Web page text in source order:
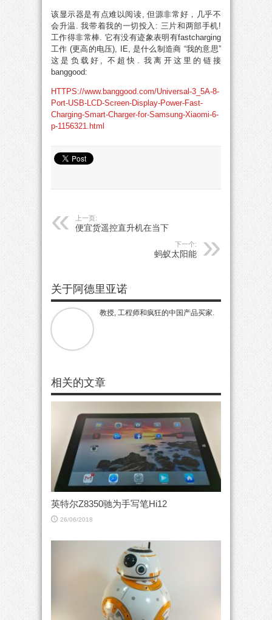
该显示器是有点难以阅读, 但源非常好，几乎不
会升温. 我带着我的一切投入: 三片和两部手机!
工作得非常棒. 它有没有迹象表明有fastcharging
工作 (更高的电压), IE, 是什么制造商 “我的意思”
这是负载好, 不超快. 我离开这里的链接
banggood:
HTTPS://www.banggood.com/Universal-3_5A-8-
Port-USB-LCD-Screen-Display-Power-Fast-
Charging-Smart-Charger-for-Samsung-Xiaomi-6-
p-1156321.html
上一页:
便宜货遥控直升机在当下
下一个:
蚂蚁太阳能
关于阿德里亚诺
教授, 工程师和疯狂的中国产品买家.
相关的文章
英特尔Z8350驰为手写笔Hi12
26/06/2018